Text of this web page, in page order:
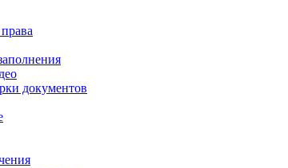
документов